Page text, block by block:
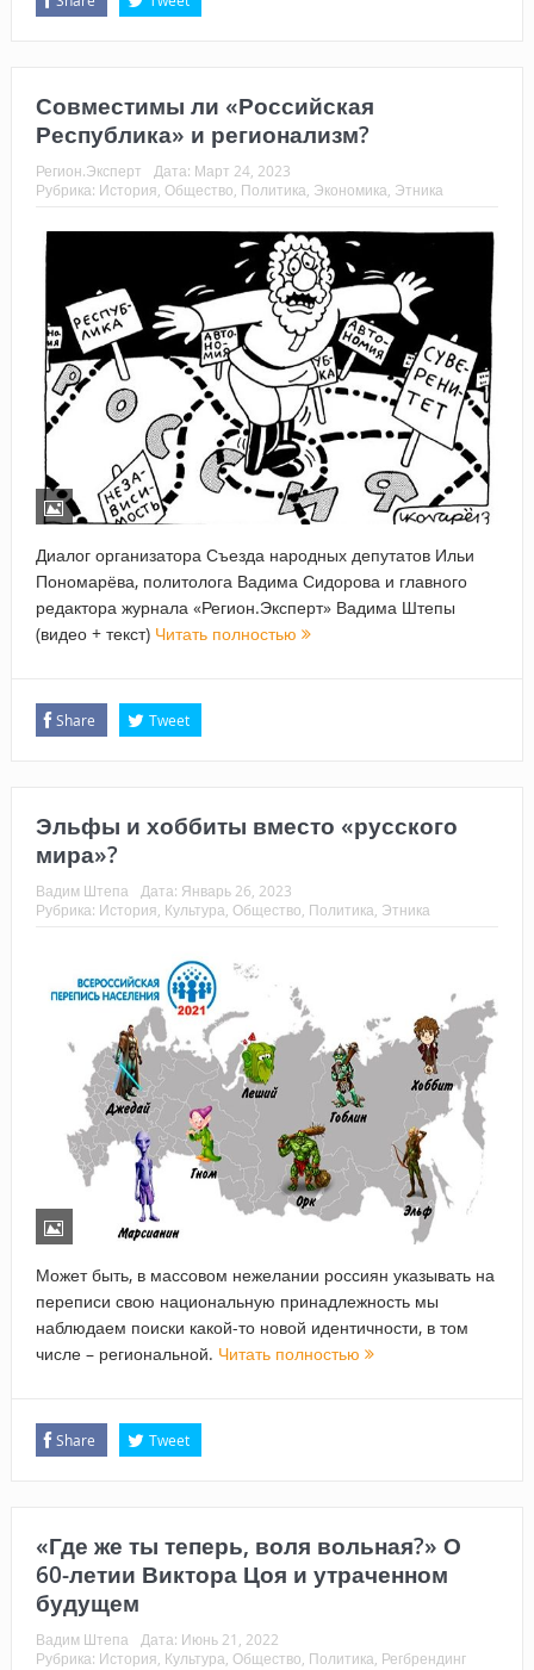
Совместимы ли «Российская
Республика» и регионализм?
Регион.Эксперт Дата: Март 24, 2023
Рубрика: История, Общество, Политика, Экономика, Этника
Диалог организатора Съезда народных депутатов Ильи
Пономарёва, политолога Вадима Сидорова и главного
редактора журнала «Регион.Эксперт» Вадима Штепы
(видео + текст) Читать полностью
Share Tweet
Эльфы и хоббиты вместо «русского
мира»?
Вадим Штепа Дата: Январь 26, 2023
Рубрика: История, Культура, Общество, Политика, Этника
Может быть, в массовом нежелании россиян указывать на
переписи свою национальную принадлежность мы
наблюдаем поиски какой-то новой идентичности, в том
числе – региональной. Читать полностью
Share Tweet
«Где же ты теперь, воля вольная?» О
60-летии Виктора Цоя и утраченном
будущем
Вадим Штепа Дата: Июнь 21, 2022
Рубрика: История, Культура, Общество, Политика, Регбрендинг